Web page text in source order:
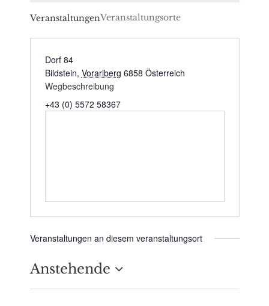
VeranstaltungenVeranstaltungsorte
Dorf 84
Bildstein, Vorarlberg 6858 Österreich
Wegbeschreibung
+43 (0) 5572 58367
Veranstaltungen an diesem veranstaltungsort
Anstehende
Datum